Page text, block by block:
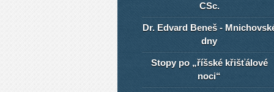
CSc.
Dr. Edvard Beneš -
dny
Stopy po „říšské křišťálové
noci“